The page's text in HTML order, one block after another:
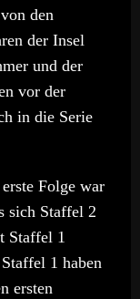
den
der Insel
und der
vor der
in die Serie
Folge war
sich Staffel 2
Staffel 1
1 haben
ersten